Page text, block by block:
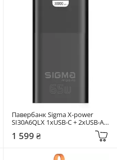
Павербанк Sigma X-power
SI30A6QLX 1xUSB-C + 2xUSB-A
(4827798835111)
1 599 ₴